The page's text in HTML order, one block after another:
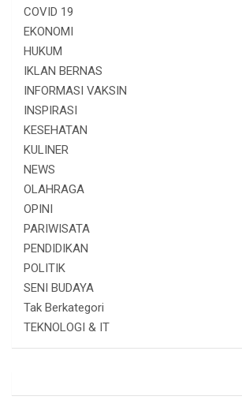
COVID 19
EKONOMI
HUKUM
IKLAN BERNAS
INFORMASI VAKSIN
INSPIRASI
KESEHATAN
KULINER
NEWS
OLAHRAGA
OPINI
PARIWISATA
PENDIDIKAN
POLITIK
SENI BUDAYA
Tak Berkategori
TEKNOLOGI & IT